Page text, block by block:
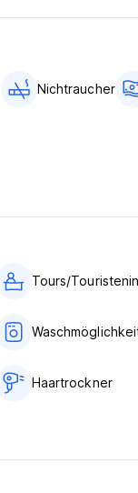
Nichtraucher
Tours/
Haartrockner